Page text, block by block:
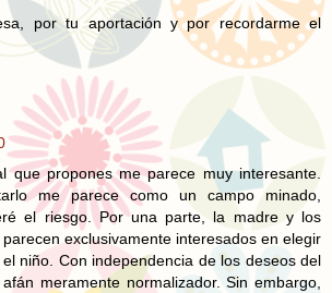
por tu aportación y por recordarme el
que propones me parece muy interesante.
me parece como un campo minado,
el riesgo. Por una parte, la madre y los
exclusivamente interesados en elegir
niño. Con independencia de los deseos del
meramente normalizador. Sin embargo,